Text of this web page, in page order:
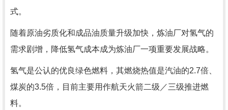
式。
随着原油劣质化和成品油质量升级加快，炼油厂对氢气的
需求剧增，降低氢气成本成为炼油厂一项重要发展战略。
氢气是公认的优良绿色燃料，其燃烧热值是汽油的2.7倍、
煤炭的3.5倍，目前主要用作航天火箭二级／三级推进燃
料。